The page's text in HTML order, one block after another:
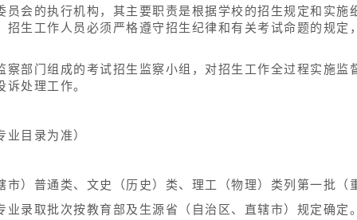
会的执行机构，其主要职责是根据学校的招生规定和实施
生工作人员必须严格遵守招生纪律和有关考试命题的规定
察部门组成的考试招生监察小组，对招生工作全过程实施监
处理工作。
目录为准）
市）普通类、文史（历史）类、理工（物理）类列第一批（
业录取批次按教育部及生源省（自治区、直辖市）规定确定。